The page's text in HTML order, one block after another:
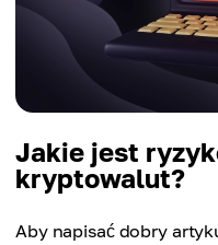
Jakie jest
kryptowalut?
Aby napisać dobry